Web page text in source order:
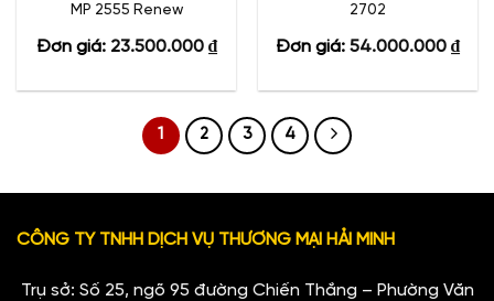
MP 2555 Renew
Đơn giá: 23.500.000 ₫
2702
Đơn giá: 54.000.000 ₫
1 2 3 4
CÔNG TY TNHH DỊCH VỤ THƯƠNG MẠI HẢI MINH
Trụ sở: Số 25, ngõ 95 đường Chiến Thắng – Phường Văn